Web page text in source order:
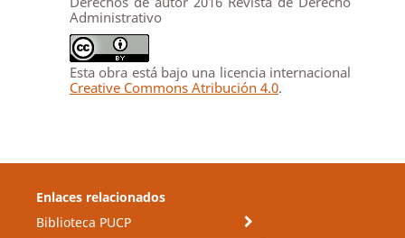
Administrativo
Esta obra está bajo una licencia internacional
Creative Commons Atribución 4.0.
Enlaces relacionados
Biblioteca PUCP